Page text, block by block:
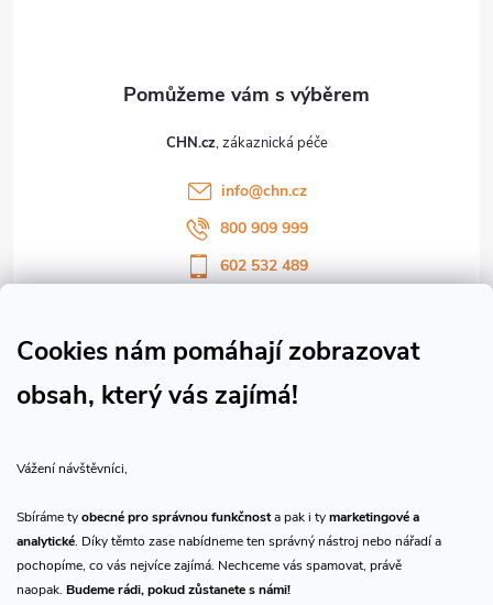
Cookies nám pomáhají zobrazovat
obsah, který vás zajímá!
Vážení návštěvníci,
Sbíráme tyobecné pro správnou funkčnosta pak i tymarketingové a
analytické. Díky těmto zase nabídneme ten správný nástroj nebo nářadí a
pochopíme, co vás nejvíce zajímá. Nechceme vás spamovat, právě
naopak. Budeme rádi, pokud zůstanete s námi!
CHN.cz
info@chn.cz
800 909 999
602 532 489
Sledujte náš vlog CHN_CZ
Přijímáme online platby